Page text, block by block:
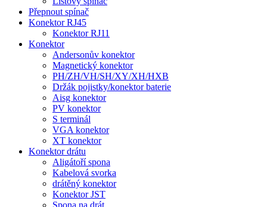
Přepnout spínač
Konektor RJ45
Konektor RJ11
Konektor
Andersonův konektor
Magnetický konektor
PH/ZH/VH/SH/XY/XH/HXB
Držák pojistky/konektor baterie
Aisg konektor
PV konektor
S terminál
VGA konektor
XT konektor
Konektor drátu
Aligátoří spona
Kabelová svorka
drátěný konektor
Konektor JST
Spona na drát